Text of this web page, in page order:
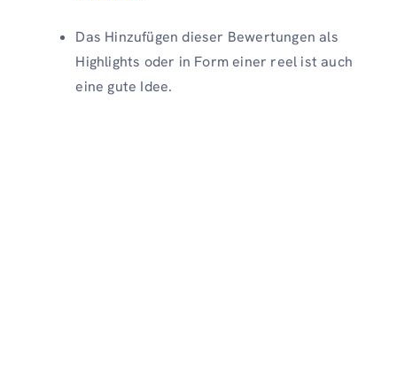
Das Hinzufügen dieser Bewertungen als
Highlights oder in Form einer reel ist auch
eine gute Idee.